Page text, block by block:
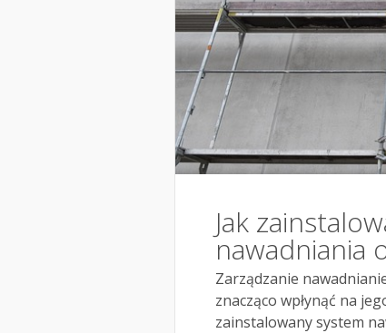
Jak
nawadniania
Zarządzanie
znacząco wpłynąć na
zainstalowany system